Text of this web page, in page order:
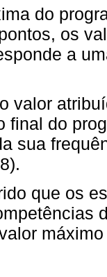
do
os
a
valor
final do
sua
que os